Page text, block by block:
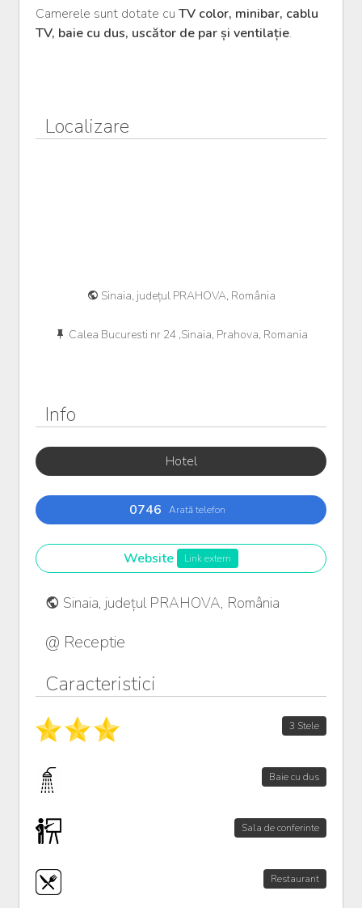
Camerele sunt dotate cu TV color, minibar, cablu
TV, baie cu dus, uscător de par și ventilație.
Localizare
Sinaia, județul PRAHOVA, România
Calea Bucuresti nr 24 ,Sinaia, Prahova, Romania
Info
Hotel
0746 Arată telefon
Website Link extern
Sinaia, județul PRAHOVA, România
@ Receptie
Caracteristici
3 Stele
Baie cu dus
Sala de conferinte
Restaurant